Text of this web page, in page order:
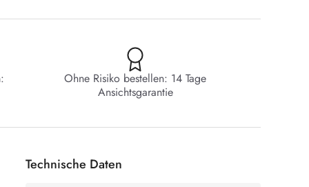
Ohne Risiko bestellen: 14 Tage
Ansichtsgarantie
Technische Daten